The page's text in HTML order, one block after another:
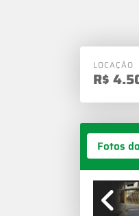
LOCAÇÃO
R$
Fotos